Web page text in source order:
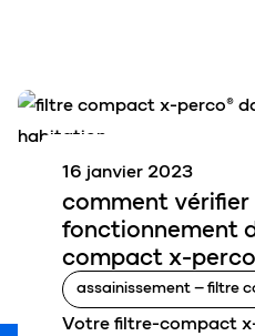
comment vérifier
fonctionnement
compact x-
16 janvier 2023
assainissement – filtre
Votre filtre-compact